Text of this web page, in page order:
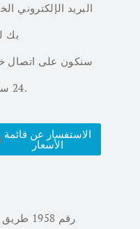
البريد الإلكتروني
بك
سنكون على اتصال
24 ساعة.
الاستفسار عن قائمة
الأسعار
رقم